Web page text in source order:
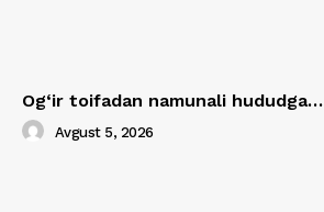
Og‘ir toifadan namunali hududga…
Avgust 5, 2026